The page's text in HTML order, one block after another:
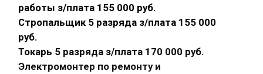
работы з/плата 155 000 руб.
Стропальщик 5 разряда з/плата 155 000
руб.
Токарь 5 разряда з/плата 170 000 руб.
Электромонтер по ремонту и